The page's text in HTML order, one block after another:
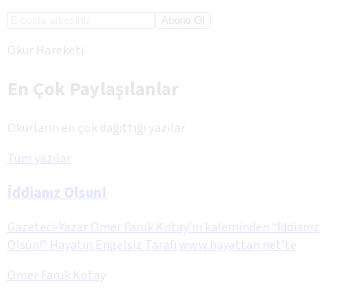
Abone Ol
Okur Hareketi
En Çok Paylaşılanlar
Okurların en çok dağıttığı yazılar.
Tüm yazılar
İddianız Olsun!
Gazeteci-Yazar Ömer Faruk Kotay’ın kaleminden “İddianız
Olsun!” Hayatın Engelsiz Tarafı www.hayattan.net’te
Ömer Faruk Kotay